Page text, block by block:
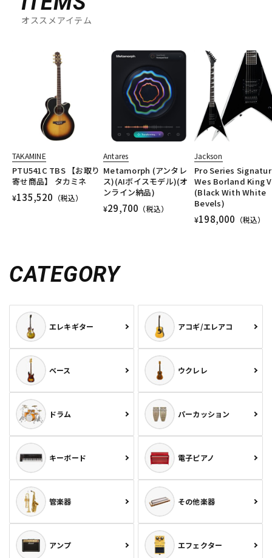
オススメアイテム
TAKAMINE
PTU541C TBS 【お取り
寄せ商品】 タカミネ
¥135,520 （税込）
Antares
Metamorph (アンタレ
ス)(AIボイスモデル)(オ
ンライン納品)
¥29,700 （税込）
Jackson
Pro Series
Wes Borland King
(Black With White
Bevels)
¥198,000 （税込）
CATEGORY
エレキギター アコギ/エレアコ
ベース ウクレレ
ドラム パーカッション
キーボード 電子ピアノ
管楽器 その他楽器
アンプ エフェクター